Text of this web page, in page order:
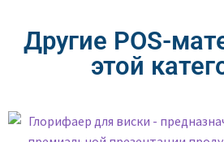
Другие POS-
этой